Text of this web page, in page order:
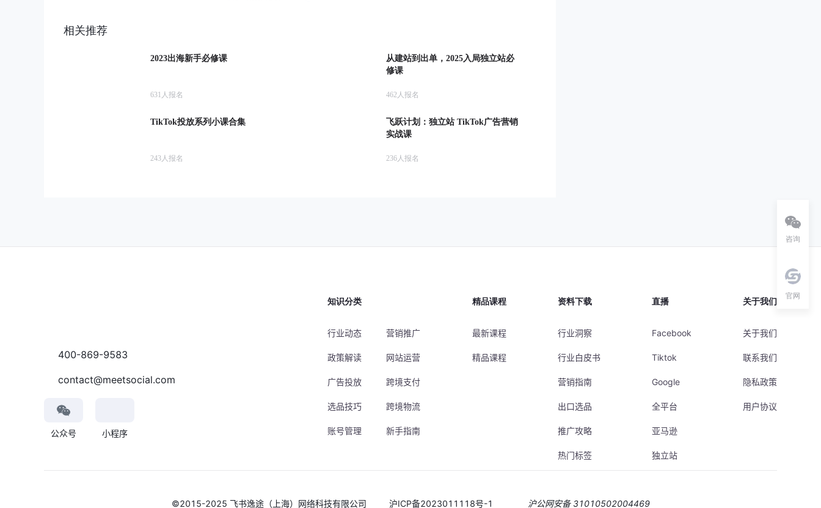
咨询
官网
相关推荐
2023出海新手必修课
631 人报名
从建站到出单，2025入局独立站必
修课
462 人报名
TikTok投放系列小课合集
243人报名
飞跃计划：独立站 TikTok广告营销
实战课
236人报名
400-869-9583
contact@meetsocial.com
公众号 小程序
知识分类
行业动态 营销推广
政策解读 网站运营
广告投放 跨境支付
选品技巧 跨境物流
账号管理 新手指南
精品课程
最新课程
精品课程
资料下载
行业洞察
行业白皮书
营销指南
出口选品
推广攻略
热门标签
直播
Facebook
Tiktok
Google
全平台
亚马逊
独立站
关于我们
关于我们
联系我们
隐私政策
用户协议
©2015-2025 飞书逸途（上海）网络科技有限公司 沪ICP备2023011118号-1 沪公网安备 31010502004469